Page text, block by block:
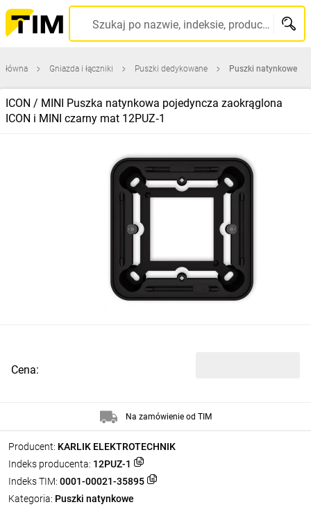
Szukaj po nazwie, indeksie, producencie, kodzie kreskowym...
Gniazda i łączniki Puszki dedykowane Puszki natynkowe
ICON / MINI Puszka natynkowa pojedyncza zaokrąglona
ICON i MINI czarny mat 12PUZ‑1
Producent: KARLIK ELEKTROTECHNIK
Indeks producenta: 12PUZ-1
Indeks TIM: 0001-00021-35895
Kategoria: Puszki natynkowe
Cena:
Na zamówienie od TIM